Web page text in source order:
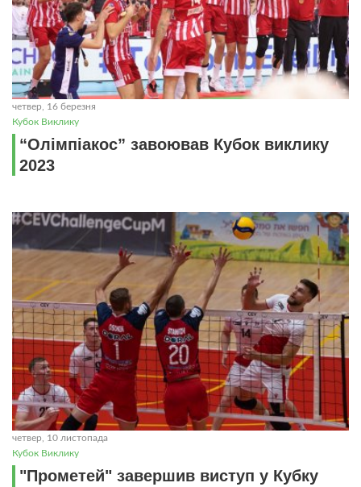
четвер, 16 березня
Кубок Виклику
“Олімпіакос” завоював Кубок виклику
2023
четвер, 10 листопада
Кубок Виклику
"Прометей" завершив виступ у Кубку